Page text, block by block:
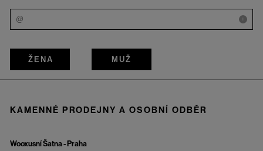
i
ŽENA MUŽ
KAMENNÉ PRODEJNY A OSOBNÍ ODBĚR
Wooxusní Šatna - Praha